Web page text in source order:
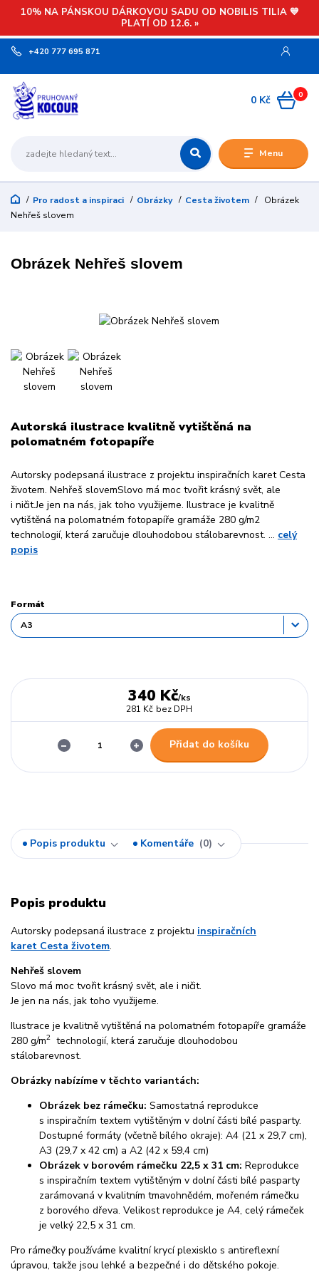
10% NA PÁNSKOU DÁRKOVOU SADU OD NOBILIS TILIA 💙
PLATÍ OD 12.6. »
Menu
+420 777 695 871
0
0 Kč
Pro radost a inspiraci Obrázky Cesta životem
Obrázek
Nehřeš slovem
Obrázek Nehřeš slovem
Autorská ilustrace kvalitně vytištěná na
polomatném fotopapíře
Autorsky podepsaná ilustrace z projektu inspiračních karet Cesta
životem. Nehřeš slovemSlovo má moc tvořit krásný svět, ale
i ničit.Je jen na nás, jak toho využijeme. Ilustrace je kvalitně
vytištěná na polomatném fotopapíře gramáže 280 g/m2
technologií, která zaručuje dlouhodobou stálobarevnost. ... celý
popis
Formát
340 Kč/ks
281 Kč bez DPH
Přidat do košíku
Popis produktu Komentáře 0
Popis produktu
Autorsky podepsaná ilustrace z projektu inspiračních
karet Cesta životem.
Nehřeš slovem
Slovo má moc tvořit krásný svět, ale i ničit.
Je jen na nás, jak toho využijeme.
Ilustrace je kvalitně vytištěná na polomatném fotopapíře gramáže
280 g/m2 technologií, která zaručuje dlouhodobou
stálobarevnost.
Obrázky nabízíme v těchto variantách:
Obrázek bez rámečku: Samostatná reprodukce
s inspiračním textem vytištěným v dolní části bílé pasparty.
Dostupné formáty (včetně bílého okraje): A4 (21 x 29,7 cm),
A3 (29,7 x 42 cm) a A2 (42 x 59,4 cm)
Obrázek v borovém rámečku 22,5 x 31 cm: Reprodukce
s inspiračním textem vytištěným v dolní části bílé pasparty
zarámovaná v kvalitním tmavohnědém, mořeném rámečku
z borového dřeva. Velikost reprodukce je A4, celý rámeček
je velký 22,5 x 31 cm.
Pro rámečky používáme kvalitní krycí plexisklo s antireflexní
úpravou, takže jsou lehké a bezpečné i do dětského pokoje.